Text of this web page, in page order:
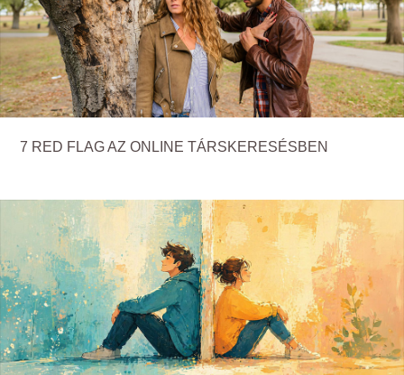
7 RED FLAG AZ ONLINE TÁRSKERESÉSBEN